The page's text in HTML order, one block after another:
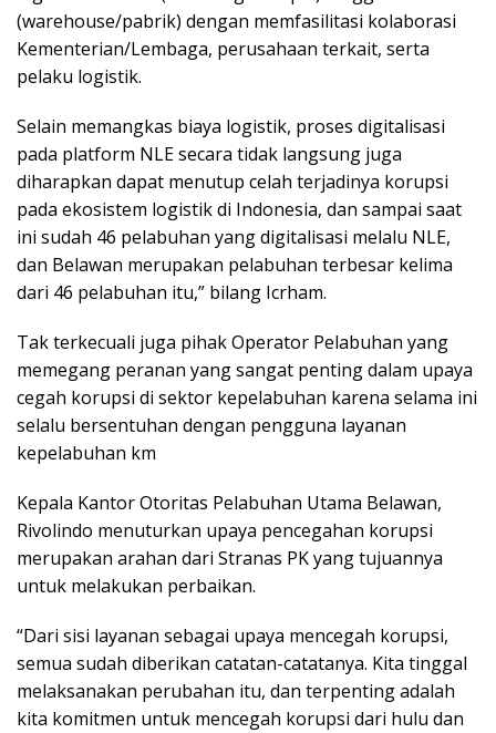
(warehouse/pabrik) dengan memfasilitasi kolaborasi
Kementerian/Lembaga, perusahaan terkait, serta
pelaku logistik.
Selain memangkas biaya logistik, proses digitalisasi
pada platform NLE secara tidak langsung juga
diharapkan dapat menutup celah terjadinya korupsi
pada ekosistem logistik di Indonesia, dan sampai saat
ini sudah 46 pelabuhan yang digitalisasi melalu NLE,
dan Belawan merupakan pelabuhan terbesar kelima
dari 46 pelabuhan itu,” bilang Icrham.
Tak terkecuali juga pihak Operator Pelabuhan yang
memegang peranan yang sangat penting dalam upaya
cegah korupsi di sektor kepelabuhan karena selama ini
selalu bersentuhan dengan pengguna layanan
kepelabuhan km
Kepala Kantor Otoritas Pelabuhan Utama Belawan,
Rivolindo menuturkan upaya pencegahan korupsi
merupakan arahan dari Stranas PK yang tujuannya
untuk melakukan perbaikan.
“Dari sisi layanan sebagai upaya mencegah korupsi,
semua sudah diberikan catatan-catatanya. Kita tinggal
melaksanakan perubahan itu, dan terpenting adalah
kita komitmen untuk mencegah korupsi dari hulu dan